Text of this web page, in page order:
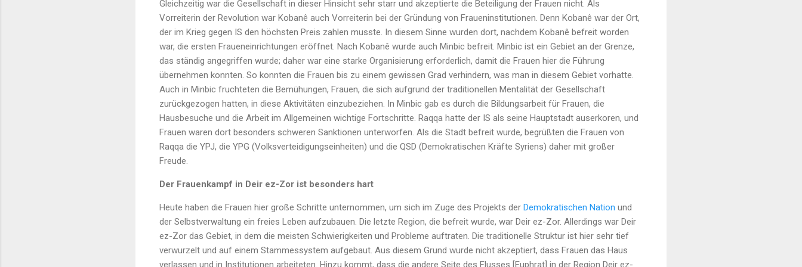
Gleichzeitig war die Gesellschaft in dieser Hinsicht sehr starr und akzeptierte die Beteiligung der Frauen nicht. Als
Vorreiterin der Revolution war Kobanê auch Vorreiterin bei der Gründung von Fraueninstitutionen. Denn Kobanê war der Ort,
der im Krieg gegen IS den höchsten Preis zahlen musste. In diesem Sinne wurden dort, nachdem Kobanê befreit worden
war, die ersten Fraueneinrichtungen eröffnet. Nach Kobanê wurde auch Minbic befreit. Minbic ist ein Gebiet an der Grenze,
das ständig angegriffen wurde; daher war eine starke Organisierung erforderlich, damit die Frauen hier die Führung
übernehmen konnten. So konnten die Frauen bis zu einem gewissen Grad verhindern, was man in diesem Gebiet vorhatte.
Auch in Minbic fruchteten die Bemühungen, Frauen, die sich aufgrund der traditionellen Mentalität der Gesellschaft
zurückgezogen hatten, in diese Aktivitäten einzubeziehen. In Minbic gab es durch die Bildungsarbeit für Frauen, die
Hausbesuche und die Arbeit im Allgemeinen wichtige Fortschritte. Raqqa hatte der IS als seine Hauptstadt auserkoren, und
Frauen waren dort besonders schweren Sanktionen unterworfen. Als die Stadt befreit wurde, begrüßten die Frauen von
Raqqa die YPJ, die YPG (Volksverteidigungseinheiten) und die QSD (Demokratischen Kräfte Syriens) daher mit großer
Freude.
Der Frauenkampf in Deir ez-Zor ist besonders hart
Heute haben die Frauen hier große Schritte unternommen, um sich im Zuge des Projekts der Demokratischen Nation und
der Selbstverwaltung ein freies Leben aufzubauen. Die letzte Region, die befreit wurde, war Deir ez-Zor. Allerdings war Deir
ez-Zor das Gebiet, in dem die meisten Schwierigkeiten und Probleme auftraten. Die traditionelle Struktur ist hier sehr tief
verwurzelt und auf einem Stammessystem aufgebaut. Aus diesem Grund wurde nicht akzeptiert, dass Frauen das Haus
verlassen und in Institutionen arbeiteten. Hinzu kommt, dass die andere Seite des Flusses [Euphrat] in der Region Deir ez-